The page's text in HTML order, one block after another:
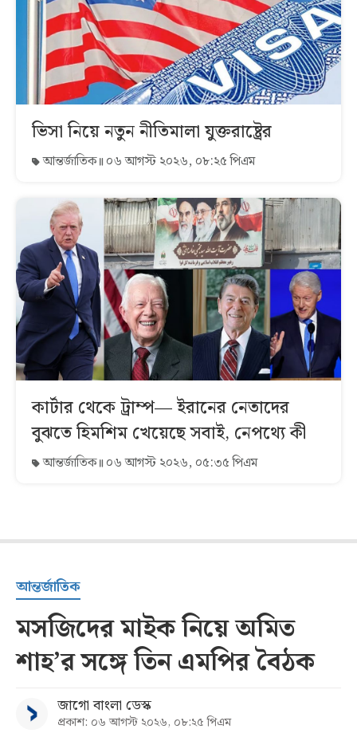
ভিসা নিয়ে নতুন নীতিমালা যুক্তরাষ্ট্রের
আন্তর্জাতিক ০৬ আগস্ট ২০২৬, ০৮:২৫ পিএম
কার্টার থেকে ট্রাম্প— ইরানের নেতাদের
বুঝতে হিমশিম খেয়েছে সবাই, নেপথ্যে কী
আন্তর্জাতিক ০৬ আগস্ট ২০২৬, ০৫:৩৫ পিএম
আন্তর্জাতিক
মসজিদের মাইক নিয়ে অমিত
শাহ’র সঙ্গে তিন এমপির বৈঠক
জাগো বাংলা ডেস্ক
প্রকাশ: ০৬ আগস্ট ২০২৬, ০৮:২৫ পিএম